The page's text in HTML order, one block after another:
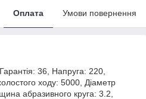
Оплата Умови повернення
36, Напруга: 220,
ходу: 5000, Діаметр
абразивного круга: 3.2,